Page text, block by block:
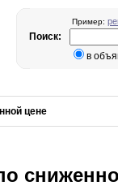
Пример:
Поиск:
в
цене